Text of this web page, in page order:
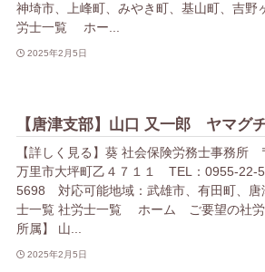
神埼市、上峰町、みやき町、基山町、吉野
労士一覧 ホー...
2025年2月5日
【唐津支部】山口 又一郎 ヤマグ
【詳しく見る】葵 社会保険労務士事務所
万里市大坪町乙４７１１ TEL：0955-
5698 対応可能地域：武雄市、有田町、唐
士一覧 社労士一覧 ホーム ご要望の社労
所属】 山...
2025年2月5日